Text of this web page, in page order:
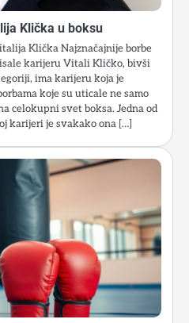
Klička u boksu
Klička Najznačajnije borbe
karijeru Vitali Kličko, bivši
ima karijeru koja je
koje su uticale ne samo
celokupni svet boksa. Jedna od
karijeri je svakako ona […]